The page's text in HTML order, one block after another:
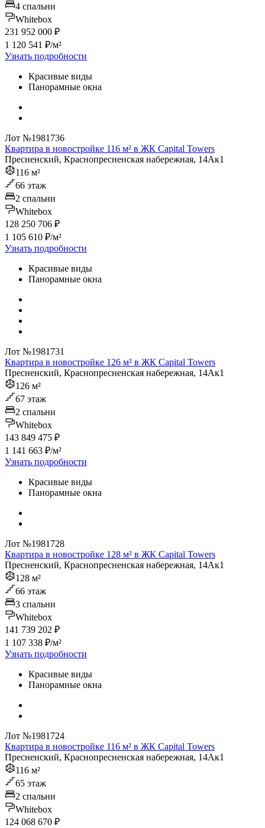
4 спальни
Whitebox
231 952 000 ₽
1 120 541 ₽/м²
Узнать подробности
Красивые виды
Панорамные окна
Лот №1981736
Квартира в новостройке 116 м² в ЖК Capital Towers
Пресненский, Краснопресненская набережная, 14Ак1
116 м²
66 этаж
2 спальни
Whitebox
128 250 706 ₽
1 105 610 ₽/м²
Узнать подробности
Красивые виды
Панорамные окна
Лот №1981731
Квартира в новостройке 126 м² в ЖК Capital Towers
Пресненский, Краснопресненская набережная, 14Ак1
126 м²
67 этаж
2 спальни
Whitebox
143 849 475 ₽
1 141 663 ₽/м²
Узнать подробности
Красивые виды
Панорамные окна
Лот №1981728
Квартира в новостройке 128 м² в ЖК Capital Towers
Пресненский, Краснопресненская набережная, 14Ак1
128 м²
66 этаж
3 спальни
Whitebox
141 739 202 ₽
1 107 338 ₽/м²
Узнать подробности
Красивые виды
Панорамные окна
Лот №1981724
Квартира в новостройке 116 м² в ЖК Capital Towers
Пресненский, Краснопресненская набережная, 14Ак1
116 м²
65 этаж
2 спальни
Whitebox
124 068 670 ₽